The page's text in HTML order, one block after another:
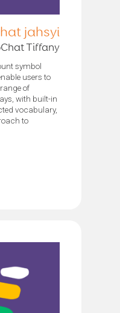
jahsyi
Tiffany
symbol
users to
of
with built-in
vocabulary,
to